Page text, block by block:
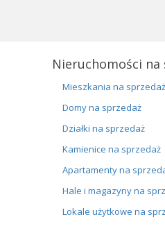
Nieruchomości na
Mieszkania na sprzedaż
Domy na sprzedaż
Działki na sprzedaż
Kamienice na sprzedaż
Apartamenty na
Hale i magazyny na
Lokale użytkowe na